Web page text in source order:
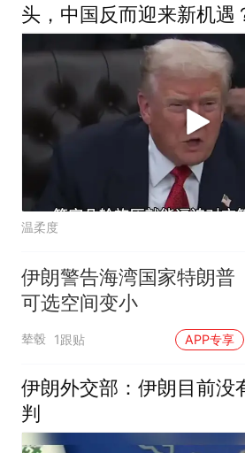
头，中国反而迎来新机遇
温柔度
伊朗警告海湾国家特朗普
可选空间变小
辇毂 1跟贴 APP专享
伊朗外交部：伊朗目前没
判